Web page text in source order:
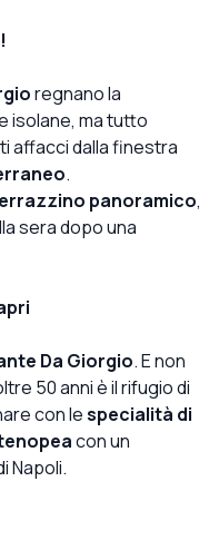
regnano la
isolane, ma tutto
affacci dalla finestra
.
panoramico,
sera dopo una
Da Giorgio. E non
50 anni è il rifugio di
con lespecialità di
con un
Napoli.